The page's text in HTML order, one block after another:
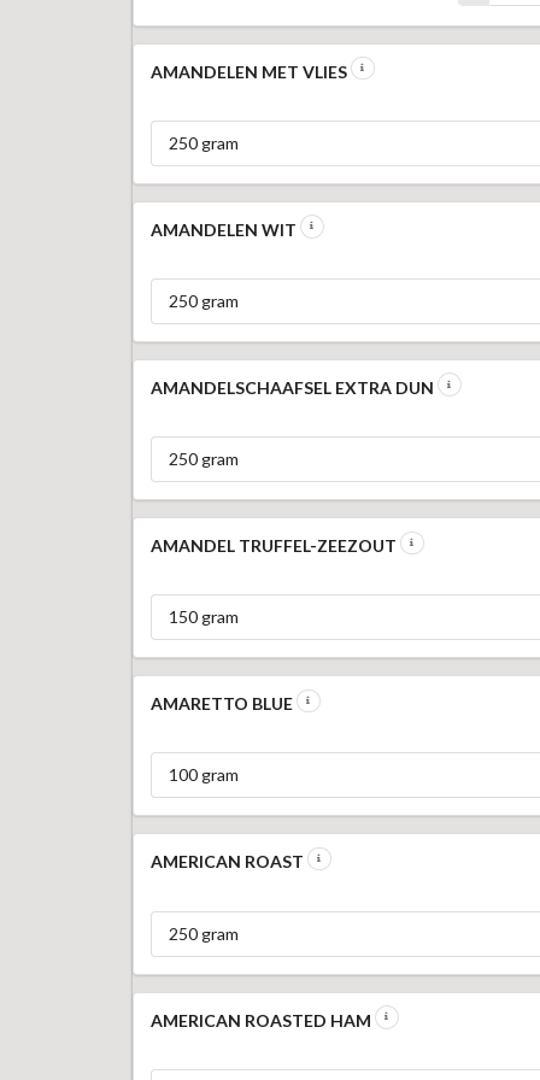
AMANDELEN MET VLIES
250 gram
AMANDELEN WIT
250 gram
AMANDELSCHAAFSEL EXTRA DUN
250 gram
AMANDEL TRUFFEL-ZEEZOUT
150 gram
AMARETTO BLUE
100 gram
AMERICAN ROAST
250 gram
AMERICAN ROASTED HAM